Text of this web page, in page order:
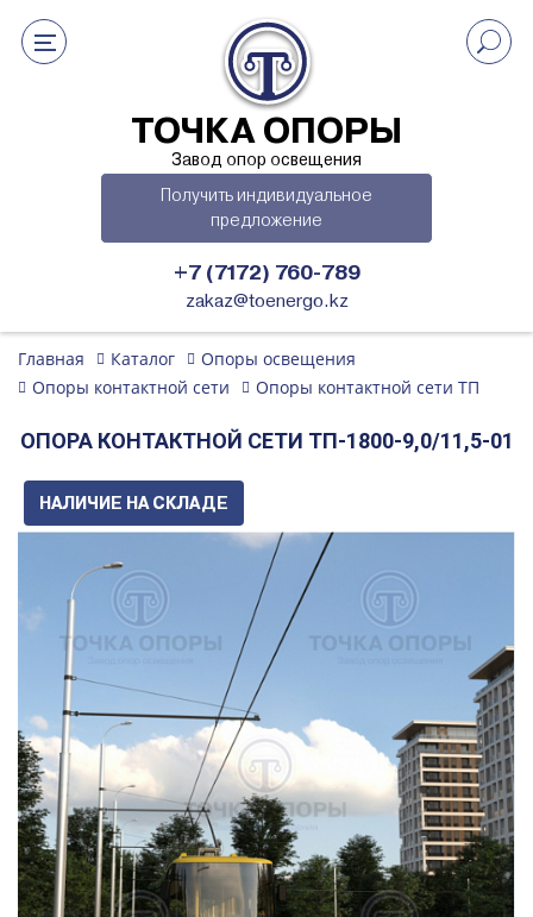
ТОЧКА ОПОРЫ
Завод опор освещения
Получить индивидуальное
предложение
+7 (7172) 760-789
zakaz@toenergo.kz
Главная Каталог
Опоры освещения
Опоры контактной сети
Опоры контактной сети ТП
ОПОРА КОНТАКТНОЙ СЕТИ ТП-1800-9,0/11,5-01
НАЛИЧИЕ НА СКЛАДЕ